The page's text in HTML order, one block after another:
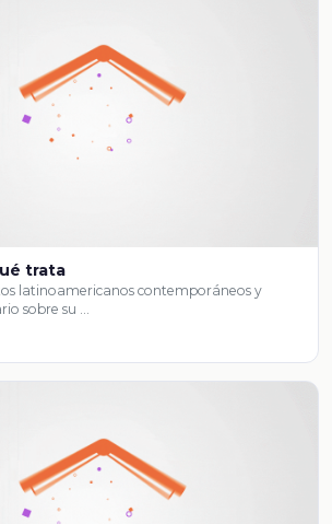
trata
latinoamericanos contemporáneos y
sobre su …